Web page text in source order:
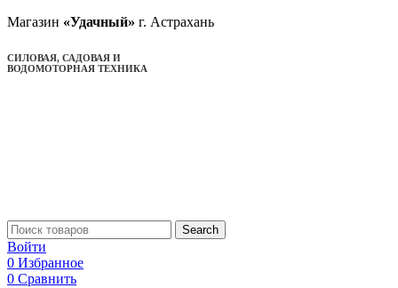
Магазин «Удачный» г. Астрахань
СИЛОВАЯ, САДОВАЯ И
ВОДОМОТОРНАЯ ТЕХНИКА
Search
Войти
0 Избранное
0 Сравнить